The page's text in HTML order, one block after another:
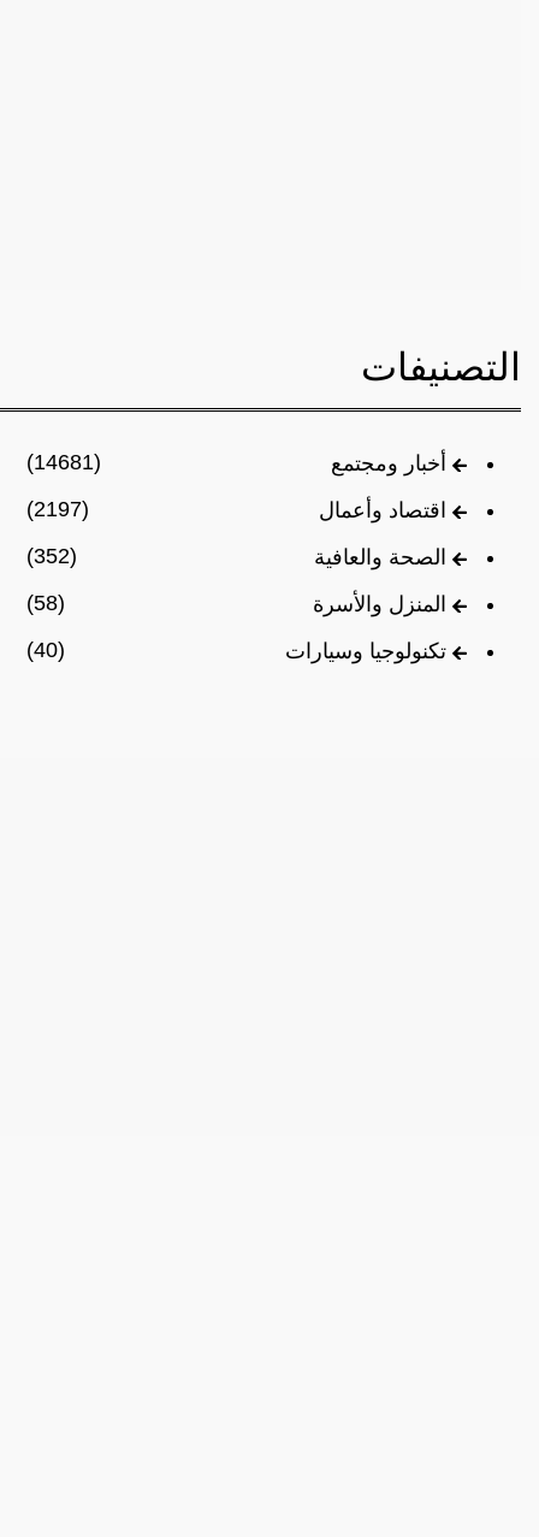
التصنيفات
أخبار ومجتمع
(14681)
اقتصاد وأعمال
(2197)
الصحة والعافية
(352)
المنزل والأسرة
(58)
تكنولوجيا وسيارات
(40)